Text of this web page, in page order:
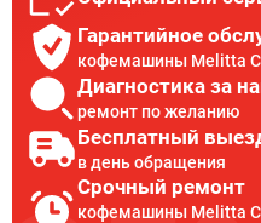
Гарантийное
кофемашины Melitta
Диагностика за
ремонт по желанию
Бесплатный
в день обращения
Срочный ремонт
кофемашины Melitta